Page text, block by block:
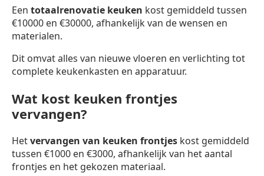
Een totaalrenovatie keuken kost gemiddeld tussen
€10000 en €30000, afhankelijk van de wensen en
materialen.
Dit omvat alles van nieuwe vloeren en verlichting tot
complete keukenkasten en apparatuur.
Wat kost keuken frontjes
vervangen?
Hetvervangen van keuken frontjes kost gemiddeld
tussen €1000 en €3000, afhankelijk van het aantal
frontjes en het gekozen materiaal.